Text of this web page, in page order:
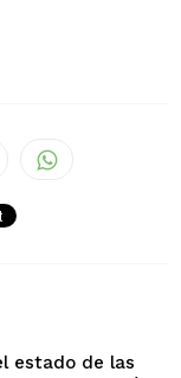
estado de las